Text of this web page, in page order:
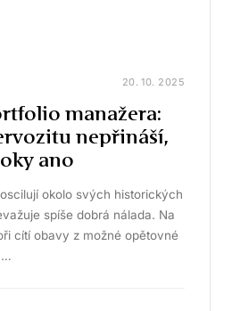
20. 10. 2025
manažera:
nepřináší,
ano
okolo svých historických
spíše dobrá nálada. Na
cítí obavy z možné opětovné